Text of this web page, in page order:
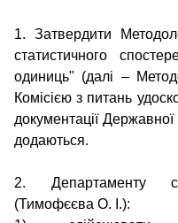
1. Затвердити
статистичного
одиниць" (далі –
Комісією з питань
документації
додаються.
2. Департаменту
(Тимофєєва О. І.):